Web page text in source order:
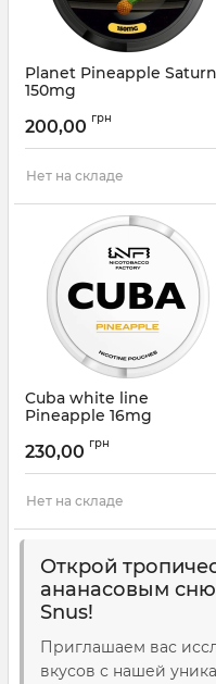
Planet Pineapple Saturn
150mg
200,00 грн
Нет на складе
Cuba white line
Pineapple 16mg
230,00 грн
Нет на складе
Открой
ананасовым
Snus!
Приглашаем вас
вкусов с нашей